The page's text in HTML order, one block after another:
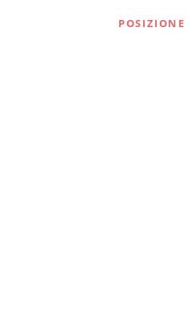
POSIZIONE